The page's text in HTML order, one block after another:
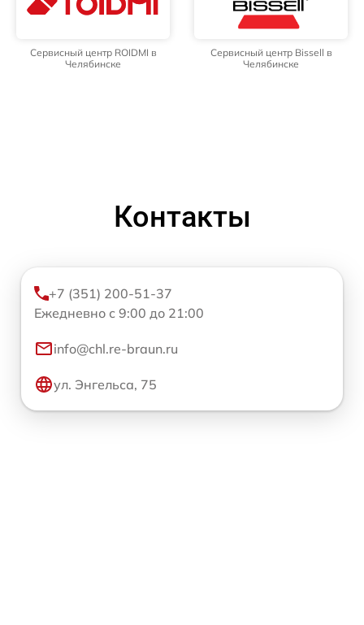
Сервисный центр ROIDMI в
Челябинске
Сервисный центр Bissell в
Челябинске
Контакты
+7 (351) 200-51-37
Ежедневно с 9:00 до 21:00
info@chl.re-braun.ru
ул. Энгельса, 75